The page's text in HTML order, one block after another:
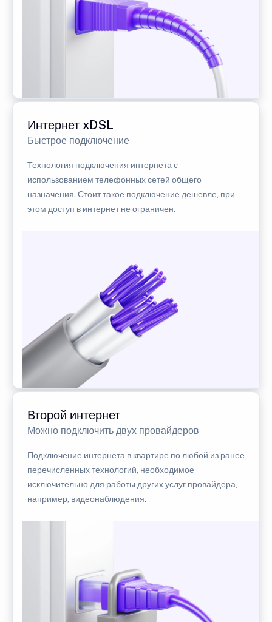
Интернет xDSL
Быстрое подключение
Технология подключения интернета с
использованием телефонных сетей общего
назначения. Стоит такое подключение дешевле, при
этом доступ в интернет не ограничен.
Второй интернет
Можно подключить двух провайдеров
Подключение интернета в квартире по любой из ранее
перечисленных технологий, необходимое
исключительно для работы других услуг провайдера,
например, видеонаблюдения.